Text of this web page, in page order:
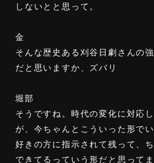
しないとと思って。
金
そんな歴史ある刈谷日劇さんの
だと思いますか、ズバリ
堀部
そうですね。時代の変化に対応
が、今ちゃんとこういった形で
好きの方に指示されて残って、
できてるっていう形だと思ってま